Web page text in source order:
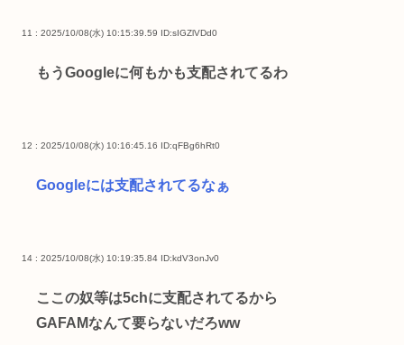
11 : 2025/10/08(水) 10:15:39.59 ID:sIGZlVDd0
もうGoogleに何もかも支配されてるわ
12 : 2025/10/08(水) 10:16:45.16 ID:qFBg6hRt0
Googleには支配されてるなぁ
14 : 2025/10/08(水) 10:19:35.84 ID:kdV3onJv0
ここの奴等は5chに支配されてるから
GAFAMなんて要らないだろww